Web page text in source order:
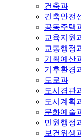
건축과
건축안전
공동주택
교육지원
교통행정
기획예산
기후환경
도로과
도시경관
도시계획
문화예술
민원행정
보건위생